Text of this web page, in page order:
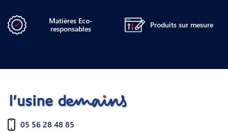
Matières Eco-
responsables
Produits sur mesure
05 56 28 48 85